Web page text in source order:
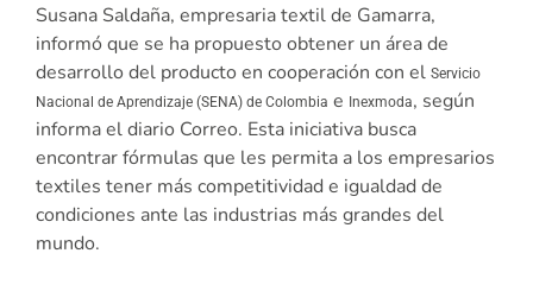
Susana Saldaña, empresaria textil de Gamarra,
informó que se ha propuesto obtener un área de
desarrollo del producto en cooperación con el Servicio
Nacional de Aprendizaje (SENA) de Colombia e Inexmoda, según
informa el diario Correo. Esta iniciativa busca
encontrar fórmulas que les permita a los empresarios
textiles tener más competitividad e igualdad de
condiciones ante las industrias más grandes del
mundo.